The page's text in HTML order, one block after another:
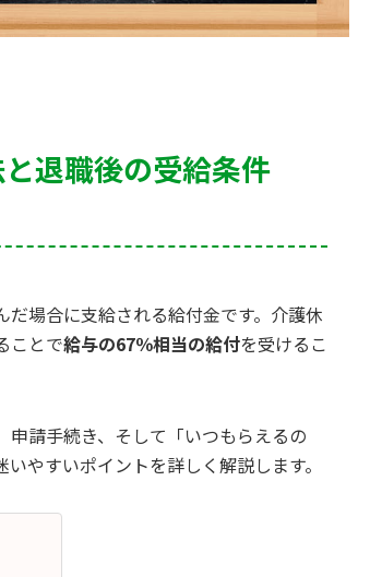
退職後の受給条件
場合に支給される給付金です。介護休
ことで給与の67％相当の給付を受けるこ
請手続き、そして「いつもらえるの
やすいポイントを詳しく解説します。